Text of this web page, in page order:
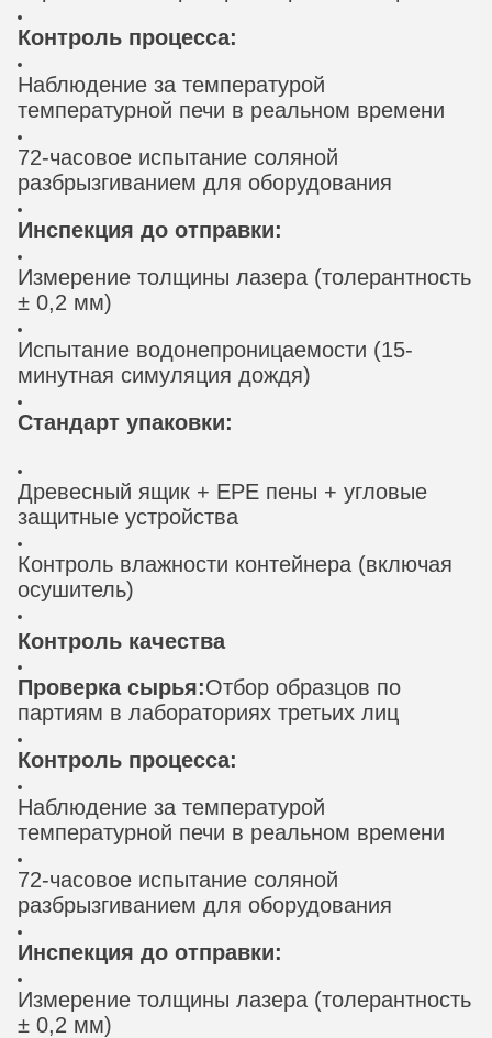
Контроль процесса:
Наблюдение за температурой
температурной печи в реальном времени
72-часовое испытание соляной
разбрызгиванием для оборудования
Инспекция до отправки:
Измерение толщины лазера (толерантность
± 0,2 мм)
Испытание водонепроницаемости (15-
минутная симуляция дождя)
Стандарт упаковки:
Древесный ящик + EPE пены + угловые
защитные устройства
Контроль влажности контейнера (включая
осушитель)
Контроль качества
Проверка сырья:Отбор образцов по
партиям в лабораториях третьих лиц
Контроль процесса:
Наблюдение за температурой
температурной печи в реальном времени
72-часовое испытание соляной
разбрызгиванием для оборудования
Инспекция до отправки:
Измерение толщины лазера (толерантность
± 0,2 мм)